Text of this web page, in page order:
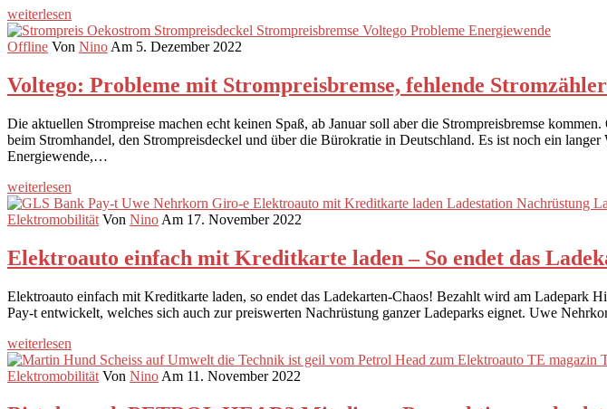
weiterlesen
Offline Von Nino Am 5. Dezember 2022
Voltego: Probleme mit Strompreisbremse, fehlende
Die aktuellen Strompreise machen echt keinen Spaß, ab Januar soll aber die Strompreisbremse
beim Stromhandel, den Strompreisdeckel und über die Bürokratie in Deutschland. Es ist noch ein
Energiewende,…
weiterlesen
Elektromobilität Von Nino Am 17. November 2022
Elektroauto einfach mit Kreditkarte laden – So endet das
Elektroauto einfach mit Kreditkarte laden, so endet das Ladekarten-Chaos! Bezahlt wird am
Pay-t entwickelt, welches sich auch zur preiswerten Nachrüstung ganzer Ladeparks eignet. Uwe
weiterlesen
Elektromobilität Von Nino Am 11. November 2022